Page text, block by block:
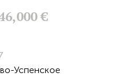
€
Успенское